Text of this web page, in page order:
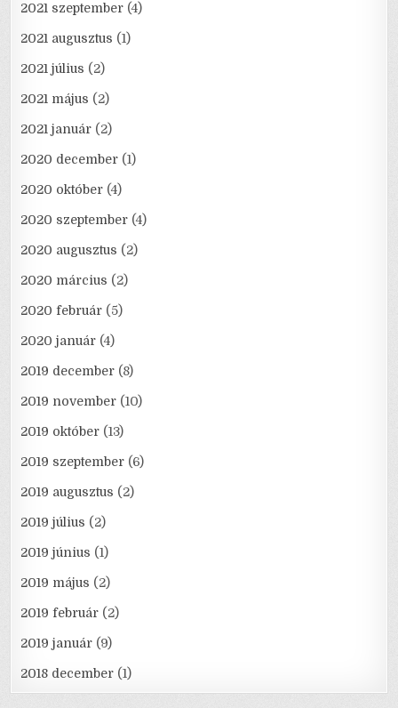
2021 szeptember (4)
2021 augusztus (1)
2021 július (2)
2021 május (2)
2021 január (2)
2020 december (1)
2020 október (4)
2020 szeptember (4)
2020 augusztus (2)
2020 március (2)
2020 február (5)
2020 január (4)
2019 december (8)
2019 november (10)
2019 október (13)
2019 szeptember (6)
2019 augusztus (2)
2019 július (2)
2019 június (1)
2019 május (2)
2019 február (2)
2019 január (9)
2018 december (1)